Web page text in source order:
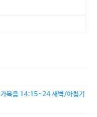
복음 14:15~24 새벽/아침기